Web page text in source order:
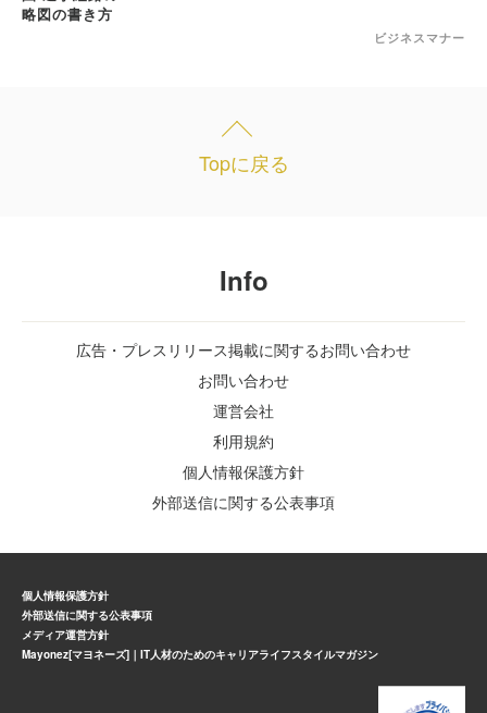
ビジネスマナー
Topに戻る
Info
広告・プレスリリース掲載に関するお問い合わせ
お問い合わせ
運営会社
利用規約
個人情報保護方針
外部送信に関する公表事項
個人情報保護方針
外部送信に関する公表事項
メディア運営方針
Mayonez[マヨネーズ]｜IT人材のためのキャリアライフスタイルマガジン